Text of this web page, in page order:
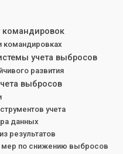
командировок
учета выбросов
развития
выбросов
учета
данных
результатов
мер по снижению выбросов